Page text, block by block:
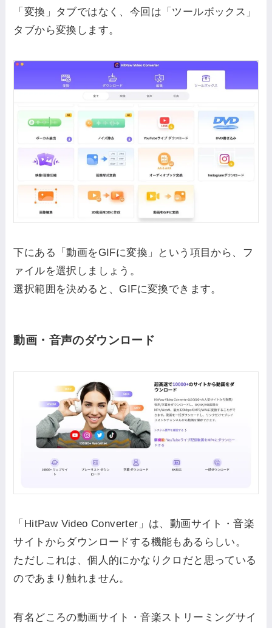
「変換」タブではなく、今回は「ツールボックス」
タブから変換します。
下にある「動画をGIFに変換」という項目から、フ
ァイルを選択しましょう。
選択範囲を決めると、GIFに変換できます。
動画・音声のダウンロード
「HitPaw Video Converter」は、動画サイト・音楽
サイトからダウンロードする機能もあるらしい。
ただしこれは、個人的にかなりクロだと思っている
のであまり触れません。
有名どころの動画サイト・音楽ストリーミングサイ